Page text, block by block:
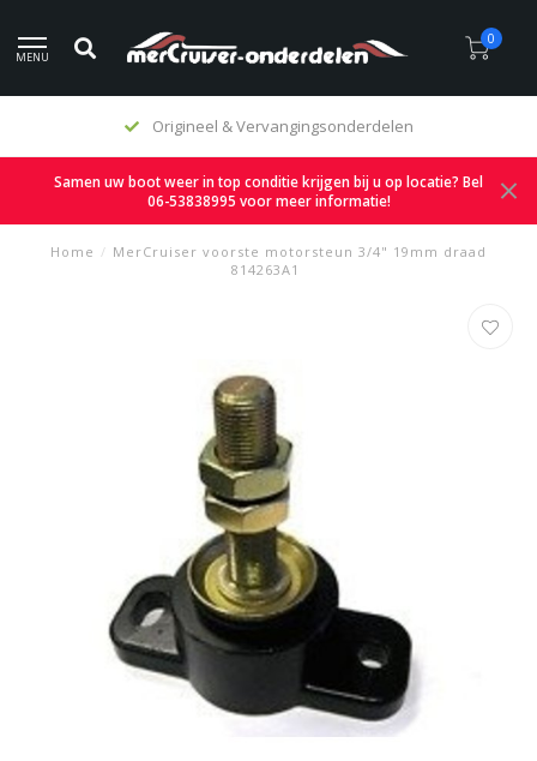
MENU
0
Origineel & Vervangingsonderdelen
Samen uw boot weer in top conditie krijgen bij u op locatie? Bel
06-53838995 voor meer informatie!
Home / MerCruiser voorste motorsteun 3/4" 19mm draad
814263A1